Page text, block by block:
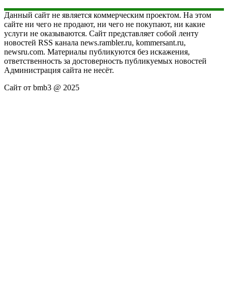
Данный сайт не является коммерческим проектом. На этом
сайте ни чего не продают, ни чего не покупают, ни какие
услуги не оказываются. Сайт представляет собой ленту
новостей RSS канала news.rambler.ru, kommersant.ru,
newsru.com. Материалы публикуются без искажения,
ответственность за достоверность публикуемых новостей
Администрация сайта не несёт.
Сайт от bmb3 @ 2025